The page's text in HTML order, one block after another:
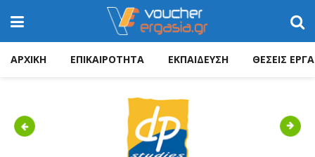
ΑΡΧΙΚΗ ΕΠΙΚΑΙΡΟΤΗΤΑ ΕΚΠΑΙΔΕΥΣΗ ΘΕΣΕΙΣ
Previous Next